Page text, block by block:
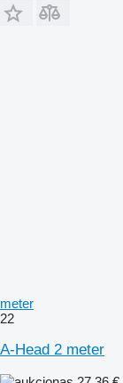
meter
22
A-Head 2 meter